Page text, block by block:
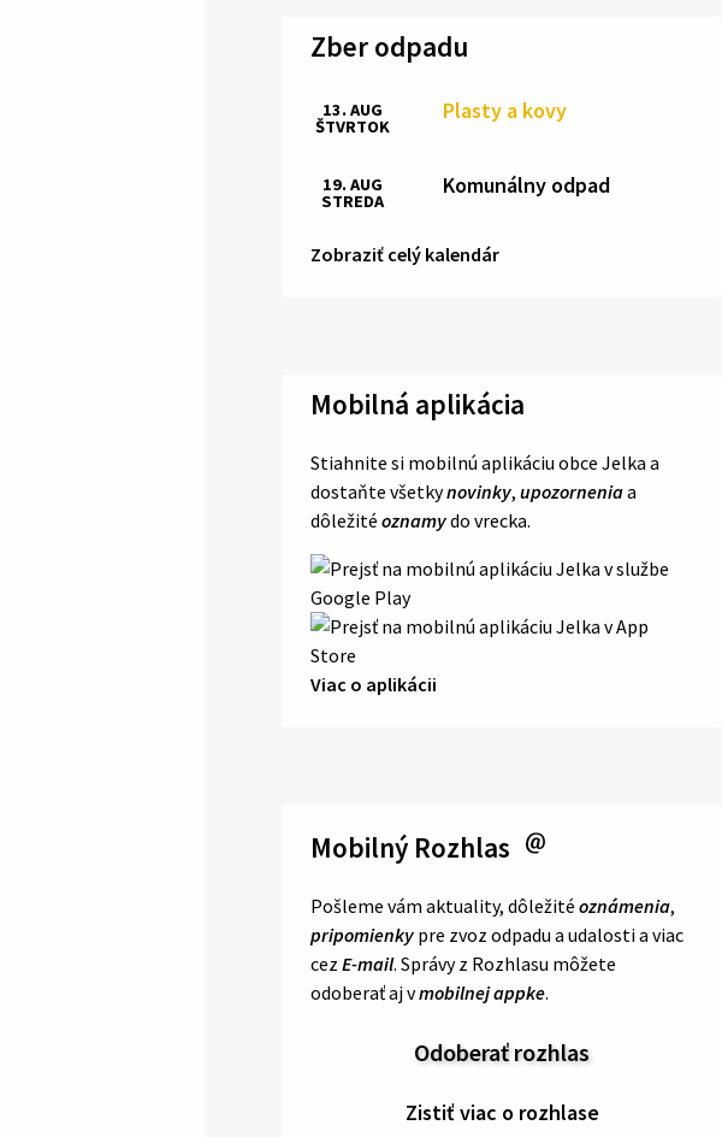
Zber odpadu
Plasty a kovy
13. AUG
ŠTVRTOK
Komunálny odpad
19. AUG
STREDA
Zobraziť celý kalendár
Mobilná aplikácia
Stiahnite si mobilnú aplikáciu obce Jelka a
dostaňte všetkynovinky, upozorneniaa
dôležité oznamydo vrecka.
Viac o aplikácii
Mobilný Rozhlas
Pošleme vám aktuality, dôležité oznámenia,
pripomienky pre zvoz odpadu a udalosti a viac
cez E-mail. Správy z Rozhlasu môžete
odoberať aj vmobilnej appke.
Odoberať rozhlas
Zistiť viac o rozhlase